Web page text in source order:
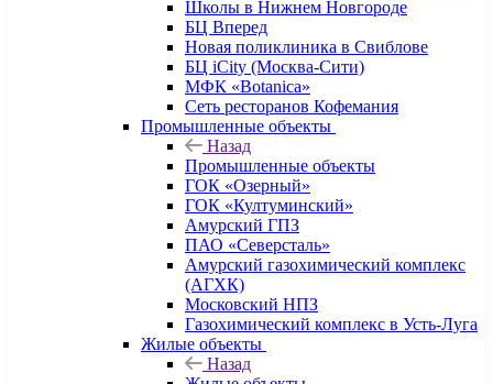
Школы в Нижнем Новгороде
БЦ Вперед
Новая поликлиника в Свиблове
БЦ iCity (Москва-Сити)
МФК «Botanica»
Сеть ресторанов Кофемания
Промышленные объекты
Назад
Промышленные объекты
ГОК «Озерный»
ГОК «Култуминский»
Амурский ГПЗ
ПАО «Северсталь»
Амурский газохимический комплекс
(АГХК)
Московский НПЗ
Газохимический комплекс в Усть-Луга
Жилые объекты
Назад